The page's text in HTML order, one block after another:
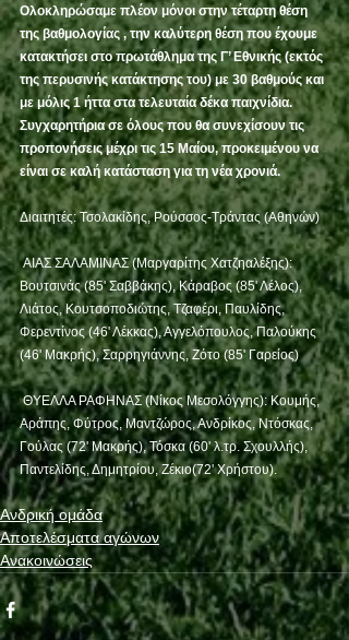
Ολοκληρώσαμε πλέον μόνοι στην τέταρτη θέση
της βαθμολογίας , την καλύτερη θέση που έχουμε
κατακτήσει στο πρωτάθλημα της Γ’ Εθνικής (εκτός
της περυσινής κατάκτησης του) με 30 βαθμούς και
με μόλις 1 ήττα στα τελευταία δέκα παιχνίδια.
Συγχαρητήρια σε όλους που θα συνεχίσουν τις
προπονήσεις μέχρι τις 15 Μαίου, προκειμένου να
είναι σε καλή κατάσταση για τη νέα χρονιά.
Διαιτητές: Τσολακίδης, Ρούσσος-Τράντας (Αθηνών)
AIAΣ ΣΑΛΑΜΙΝΑΣ (Μαργαρίτης Χατζηαλέξης):
Βουτσινάς (85' Σαββάκης), Κάραβος (85' Λέλος),
Λιάτος, Κουτσοποδιώτης, Τζαφέρι, Παυλίδης,
Φερεντίνος (46' Λέκκας), Αγγελόπουλος, Παλούκης
(46' Μακρής), Σαρρηγιάννης, Ζότο (85' Γαρείος)
ΘΥΕΛΛΑ ΡΑΦΗΝΑΣ (Νίκος Μεσολόγγης): Κουμής,
Αράπης, Φύτρος, Μαντζώρος, Ανδρίκος, Ντόσκας,
Γούλας (72' Μακρής), Τόσκα (60' λ.τρ. Σχουλλής),
Παντελίδης, Δημητρίου, Ζέκιο(72' Χρήστου).
Ανδρική ομάδα
Αποτελέσματα αγώνων
Ανακοινώσεις